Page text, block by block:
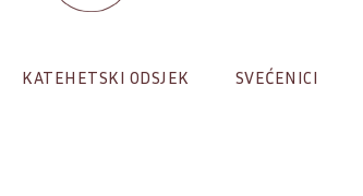
KATEHETSKI ODSJEK SVEĆENICI